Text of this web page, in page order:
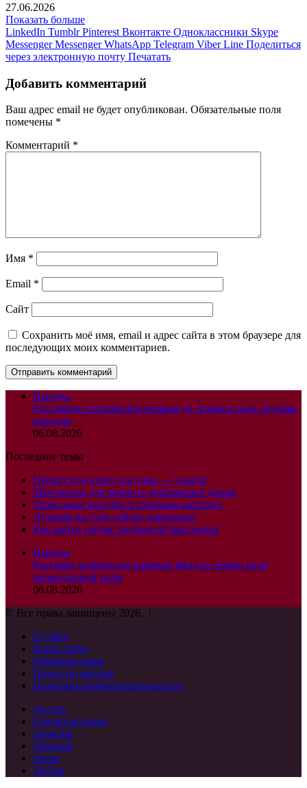
27.06.2026
Показать больше
LinkedIn Tumblr Pinterest Вконтакте Одноклассники Skype
Messenger Messenger WhatsApp Telegram Viber Line Поделиться
через электронную почту Печатать
Добавить комментарий
Ваш адрес email не будет опубликован. Обязательные поля
помечены *
Комментарий *
Имя *
Email *
Сайт
Сохранить моё имя, email и адрес сайта в этом браузере для
последующих моих комментариев.
Народы
Россиянин отправился пешком до Алматы ради дружбы
народов
06.08.2026
Последние темы
Проект под ключ для дома — узнать!
Материалы для ремонта деревянных домов
Тормозные колодки в широком каталоге
Лучший по сути сейчас пансионат
Как найти сейчас недорогой пансионат
Народы
Россияне разбросали вареные яйца на землю ради
неожиданной цели
06.08.2026
© Все права защищены 2026, |
О сайте
Карта сайта
Обратная связь
Поиск по меткам
Политика конфиденциальности
vk.com
Одноклассники
Snapchat
Telegram
Steam
TikTok